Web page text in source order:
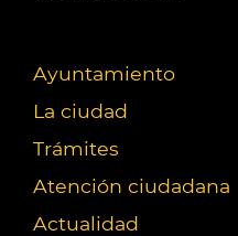
Ayuntamiento
La ciudad
Trámites
Atención ciudadana
Actualidad